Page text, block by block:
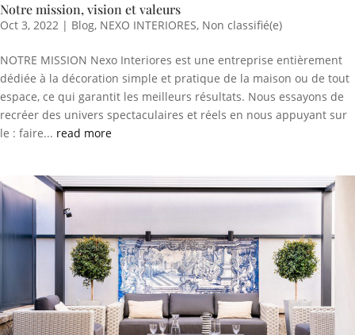
Notre mission, vision et valeurs
Oct 3, 2022 | Blog, NEXO INTERIORES, Non classifié(e)
NOTRE MISSION Nexo Interiores est une entreprise entièrement
dédiée à la décoration simple et pratique de la maison ou de tout
espace, ce qui garantit les meilleurs résultats. Nous essayons de
recréer des univers spectaculaires et réels en nous appuyant sur
le : faire... read more